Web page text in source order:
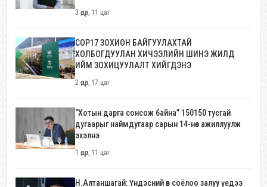
3 өдөр, 11 цаг
COP17 ЗОХИОН БАЙГУУЛАХТАЙ
ХОЛБОГДУУЛАН ХИЧЭЭЛИЙН ШИНЭ ЖИЛД
ИЙМ ЗОХИЦУУЛАЛТ ХИЙГДЭНЭ
2 өдөр, 17 цаг
“Хотын дарга сонсож байна” 150150 тусгай
дугаарыг наймдугаар сарын 14-нөөс ажиллуулж
эхэлнэ
1 өдөр, 11 цаг
Н.Алтаншагай: Үндэсний өв соёлоо залуу үедээ